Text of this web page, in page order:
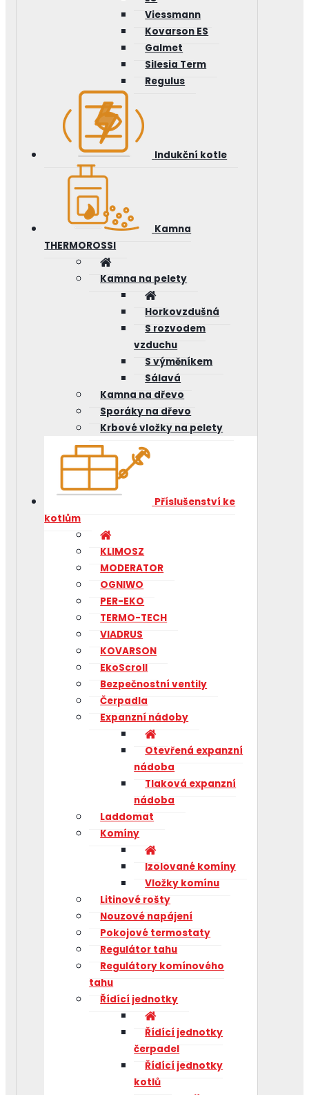
Viessmann
Kovarson ES
Galmet
Silesia Term
Regulus
Indukční kotle
Kamna
THERMOROSSI
Kamna na pelety
Horkovzdušná
S rozvodem
vzduchu
S výměníkem
Sálavá
Kamna na dřevo
Sporáky na dřevo
Krbové vložky na pelety
Příslušenství ke
kotlům
KLIMOSZ
MODERATOR
OGNIWO
PER-EKO
TERMO-TECH
VIADRUS
KOVARSON
EkoScroll
Bezpečnostní ventily
Čerpadla
Expanzní nádoby
Otevřená expanzní
nádoba
Tlaková expanzní
nádoba
Laddomat
Komíny
Izolované komíny
Vložky komínu
Litinové rošty
Nouzové napájení
Pokojové termostaty
Regulátor tahu
Regulátory komínového
tahu
Řídící jednotky
Řídící jednotky
čerpadel
Řídící jednotky
kotlů